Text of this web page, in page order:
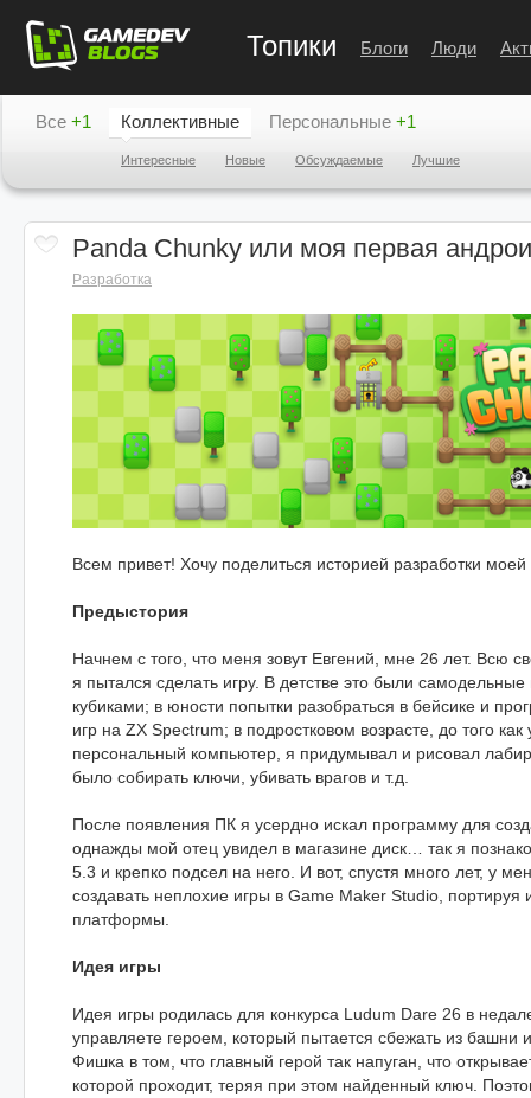
Топики Блоги Люди
Все +1 Коллективные
Интересные Новые Обсуждаемые Лучшие
Персональные +1
Panda Chunky или моя первая
Разработка
Всем привет! Хочу поделиться историей разработки
Предыстория
Начнем с того, что меня зовут Евгений, мне 26 лет. Всю
я пытался сделать игру. В детстве это были
кубиками; в юности попытки разобраться в бейсике и
игр на ZX Spectrum; в подростковом возрасте, до того
персональный компьютер, я придумывал и рисовал
было собирать ключи, убивать врагов и т.д.
После появления ПК я усердно искал программу для
однажды мой отец увидел в магазине диск… так я
5.3 и крепко подсел на него. И вот, спустя много лет, у
создавать неплохие игры в Game Maker Studio, портируя
платформы.
Идея игры
Идея игры родилась для конкурса Ludum Dare 26 в
управляете героем, который пытается сбежать из башни
Фишка в том, что главный герой так напуган, что
которой проходит, теряя при этом найденный ключ.